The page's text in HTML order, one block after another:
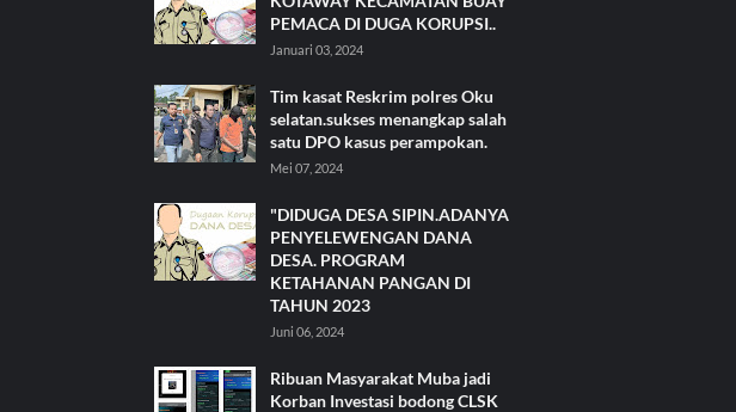
PEMACA DI DUGA KORUPSI..
Januari 03, 2024
Tim kasat Reskrim polres Oku
selatan.sukses menangkap salah
satu DPO kasus perampokan.
Mei 07, 2024
"DIDUGA DESA SIPIN.ADANYA
PENYELEWENGAN DANA
DESA. PROGRAM
KETAHANAN PANGAN DI
TAHUN 2023
Juni 06, 2024
Ribuan Masyarakat Muba jadi
Korban Investasi bodong CLSK